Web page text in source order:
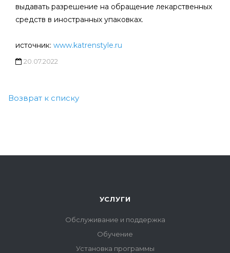
выдавать разрешение на обращение лекарственных
средств в иностранных упаковках.
источник: www.katrenstyle.ru
20.07.2022
Возврат к списку
УСЛУГИ
Обслуживание и поддержка
Обучение
Установка программы